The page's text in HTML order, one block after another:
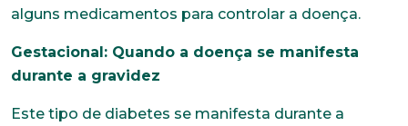
alguns medicamentos para controlar a doença.
Gestacional: Quando a doença se manifesta
durante a gravidez
Este tipo de diabetes se manifesta durante a